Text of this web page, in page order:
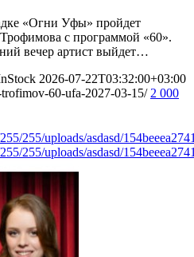
«Огни Уфы» пройдет
с программой «60».
вечер артист выйдет…
2026-07-22T03:32:00+03:00
60-ufa-2027-03-15/ 2 000
255/uploads/asdasd/
255/uploads/asdasd/